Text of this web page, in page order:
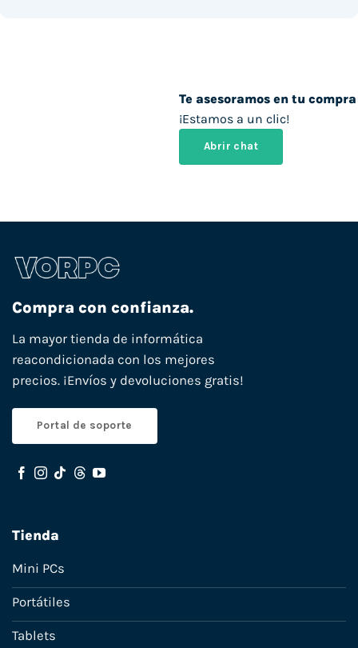
Te asesoramos en tu compra
¡Estamos a un clic!
Abrir chat
Compra con confianza.
La mayor tienda de informática
reacondicionada con los mejores
precios. ¡Envíos y devoluciones gratis!
Portal de soporte
Tienda
Mini PCs
Portátiles
Tablets